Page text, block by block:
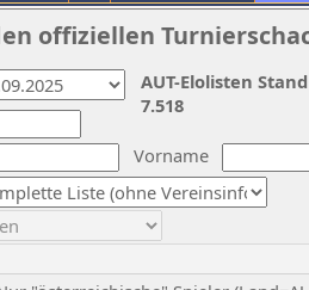
offiziellen
Vorname
AUT-Elolisten
7.518